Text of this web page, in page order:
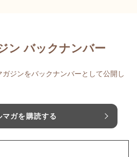
ン バックナンバー
ジンをバックナンバーとして公開し
マガを購読する